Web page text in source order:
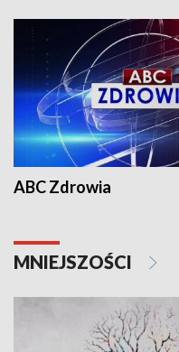
ABC Zdrowia
MNIEJSZOŚCI